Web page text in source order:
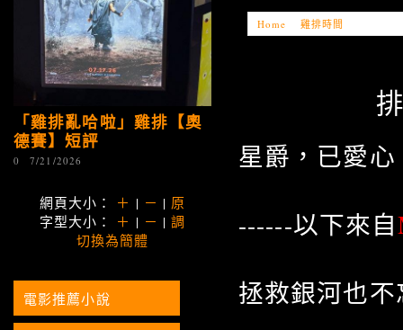
Home 雞排時間
星爵，已愛心
------以下來自
拯救銀河也
「雞排亂哈啦」雞排【奧
德賽】短評
0 7/21/2026
網頁大小： ＋ | － | 原
字型大小： ＋ | － |調
切換為簡體
電影推薦小說